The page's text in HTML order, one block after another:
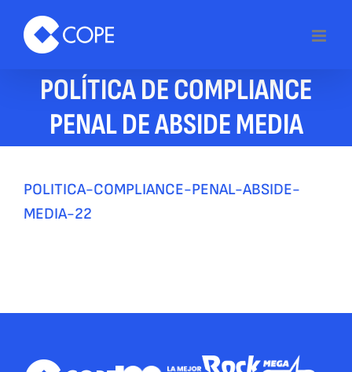
content
POLÍTICA DE COMPLIANCE
PENAL DE ABSIDE MEDIA
POLITICA-COMPLIANCE-PENAL-ABSIDE-
MEDIA-22